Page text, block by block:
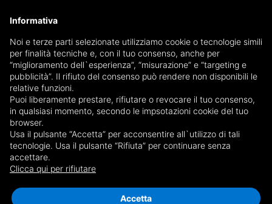
Receive a copy of the newspaper by mail
Choose newspaper
19 results for
Informativa
Noi e terze parti selezionate utilizziamo cookie o tecnologie simili
per finalità tecniche e, con il tuo consenso, anche per
“miglioramento dell`esperienza”, “misurazione” e “targeting e
pubblicità”. Il rifiuto del consenso può rendere non disponibili le
relative funzioni.
Puoi liberamente prestare, rifiutare o revocare il tuo consenso,
in qualsiasi momento, secondo le impsotazioni cookie del tuo
browser.
Usa il pulsante “Accetta” per acconsentire all`utilizzo di tali
tecnologie. Usa il pulsante “Rifiuta” per continuare senza
accettare.
Clicca qui per rifiutare
Accetta